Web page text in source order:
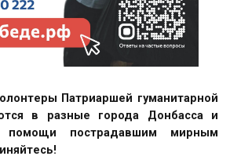
Патриаршей гуманитарной
в разные города Донбасса и
помощи пострадавшим мирным